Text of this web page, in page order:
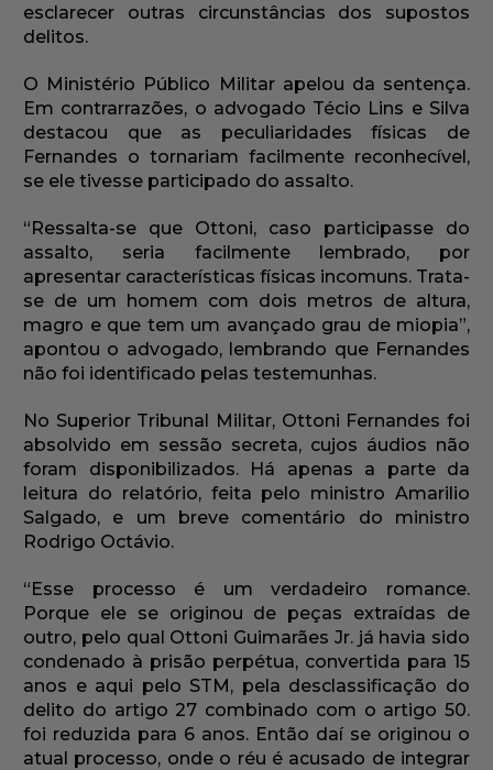
esclarecer outras circunstâncias dos supostos
delitos.
O Ministério Público Militar apelou da sentença.
Em contrarrazões, o advogado Técio Lins e Silva
destacou que as peculiaridades físicas de
Fernandes o tornariam facilmente reconhecível,
se ele tivesse participado do assalto.
“Ressalta-se que Ottoni, caso participasse do
assalto, seria facilmente lembrado, por
apresentar características físicas incomuns. Trata-
se de um homem com dois metros de altura,
magro e que tem um avançado grau de miopia”,
apontou o advogado, lembrando que Fernandes
não foi identificado pelas testemunhas.
No Superior Tribunal Militar, Ottoni Fernandes foi
absolvido em sessão secreta, cujos áudios não
foram disponibilizados. Há apenas a parte da
leitura do relatório, feita pelo ministro Amarilio
Salgado, e um breve comentário do ministro
Rodrigo Octávio.
“Esse processo é um verdadeiro romance.
Porque ele se originou de peças extraídas de
outro, pelo qual Ottoni Guimarães Jr. já havia sido
condenado à prisão perpétua, convertida para 15
anos e aqui pelo STM, pela desclassificação do
delito do artigo 27 combinado com o artigo 50.
foi reduzida para 6 anos. Então daí se originou o
atual processo, onde o réu é acusado de integrar